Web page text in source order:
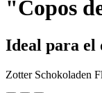
"Copos
Ideal para el
Zotter Schokoladen